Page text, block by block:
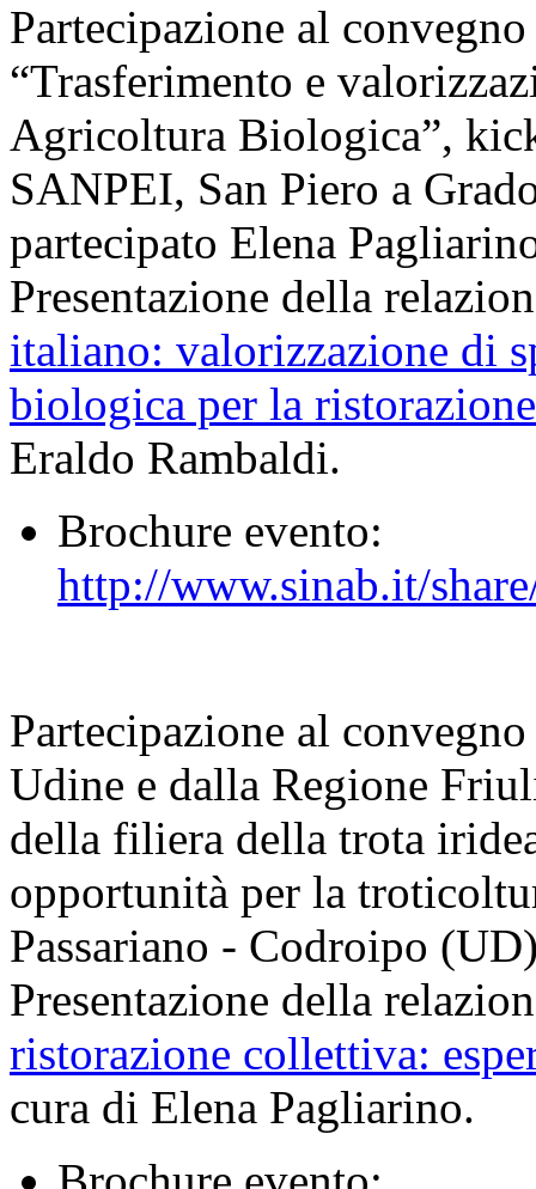
Partecipazione al
“Trasferimento e
Agricoltura Biologica”,
SANPEI, San Piero a
partecipato Elena
Presentazione della
italiano: valorizzazione di
biologica per la
Eraldo Rambaldi.
Brochure evento:
http://www.sinab.it/
Partecipazione al
Udine e dalla Regione
della ­filiera della trota
opportunità per la
Passariano - Codroipo
Presentazione della
ristorazione collettiva:
cura di Elena Pagliarino.